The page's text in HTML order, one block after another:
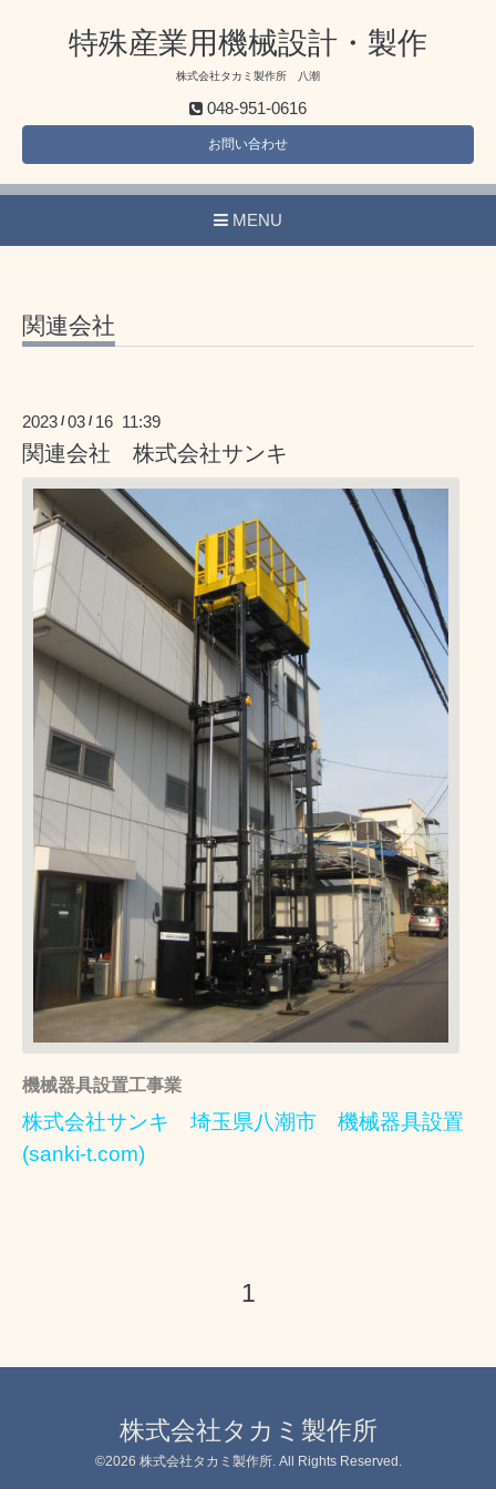
特殊産業用機械設計・製作
株式会社タカミ製作所 八潮
048-951-0616
お問い合わせ
MENU
関連会社
2023 /03 / 16 11:39
関連会社 株式会社サンキ
機械器具設置工事業
株式会社サンキ 埼玉県八潮市 機械器具設置
(sanki-t.com)
1
株式会社タカミ製作所
©2026 株式会社タカミ製作所. All Rights Reserved.